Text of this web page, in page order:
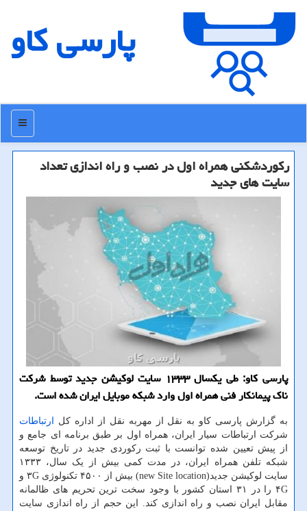
پارسی كاو
منو
ركوردشكنی همراه اول در نصب و راه اندازی تعداد
سایت های جدید
پارسی کاو: طی یکسال ۱۳۳۳ سایت لوکیشن جدید توسط شرکت
ناک پیمانکار فنی همراه اول وارد شبکه موبایل ایران شده است.
به گزارش پارسی کاو به نقل از مهربه نقل از اداره کل
ارتباطات
شرکت ارتباطات سیار ایران، همراه اول بر طبق برنامه ای جامع و
از پیش تعیین شده توانست با ثبت رکوردی جدید در تاریخ توسعه
شبکه تلفن همراه ایران، در مدت کمی بیش از یک سال، ۱۳۳۳
سایت لوکیشن جدید(new Site location) بیش از ۴۵۰۰ تکنولوژی ۳G و
۴G را در ۳۱ استان کشور با وجود سخت ترین تحریم های ظالمانه
مقابل ایران نصب و راه اندازی کند. این حجم از راه اندازی سایت